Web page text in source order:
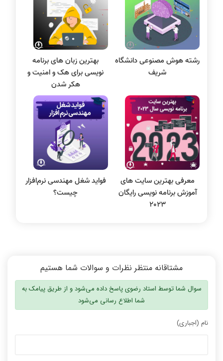
علم داده
مقاله نویسی
بلاکچین
پایگاه داده
الکترونیک دیجیتال
سیستم عامل
نظریه زبانها
سیگنال و سیستمها
رشته هوش مصنوعی دانشگاه
شریف
بهترین زبان های برنامه
نویسی برای هک و امنیت و
هکر شدن
معرفی بهترین سایت های
آموزش برنامه نویسی رایگان
2023
فواید شغل مهندسی نرم‌افزار
چیست؟
مشتاقانه منتظر نظرات و سوالات شما هستیم
سوال شما توسط استاد رضوی پاسخ داده می‌شود و از طریق پیامک به
شما اطلاع رسانی می‌شود
نام (اجباری)